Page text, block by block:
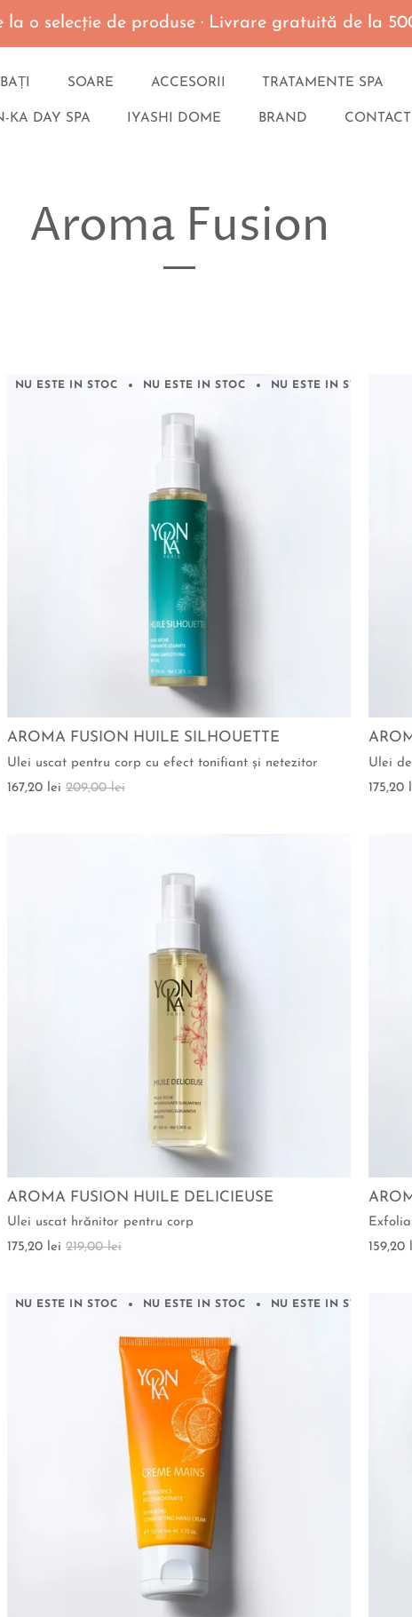
la o selecţie de produse · Livrare gratuită de la
SOARE ACCESORII TRATAMENTE SPA
KA DAY SPA IYASHI DOME BRAND CONTACT
Aroma Fusion
NU ESTE IN STOC NU ESTE IN STOC NU ESTE IN STOC
AROMA FUSION HUILE SILHOUETTE
Ulei uscat pentru corp cu efect tonifiant şi netezitor
167,20 lei 209,00 lei
Ulei
175,20
AROMA FUSION HUILE DELICIEUSE
Ulei uscat hrănitor pentru corp
175,20 lei 219,00 lei
159,20
NU ESTE IN STOC NU ESTE IN STOC NU ESTE IN STOC